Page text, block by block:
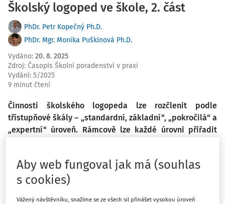
Školský logoped ve škole, 2. část
PhDr. Petr Kopečný Ph.D.
PhDr. Mgr. Monika Puškinová Ph.D.
Vydáno: 20. 8. 2025
Zdroj: Časopis Školní poradenství v praxi
Vydání: 5/2025
9 minut čtení
Činnosti školského logopeda lze rozčlenit podle
třístupňové škály – „standardní, základní“, „pokročilá“ a
„expertní“ úroveň. Rámcově lze každé úrovni přiřadit
č. 72/2005 Sb., o poskytování poradenských služeb ve
školách a školských poradenských zařízeních
Aby web fungoval jak má (souhlas
s cookies)
Vážený návštěvníku, snažíme se ze všech sil přinášet vysokou úroveň